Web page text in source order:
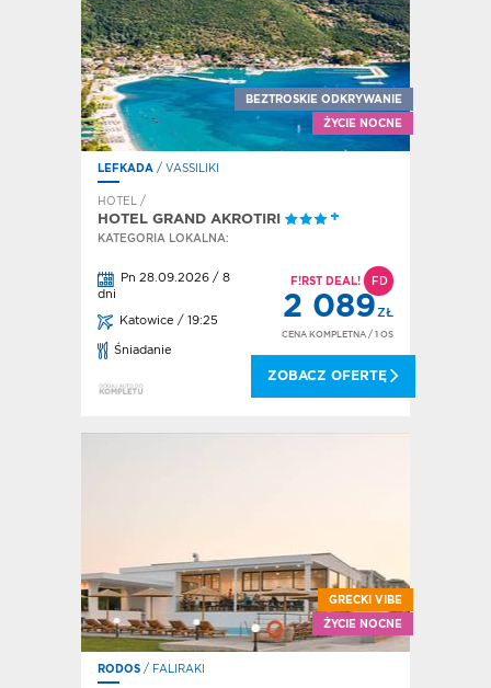
BEZTROSKIE ODKRYWANIE
ŻYCIE NOCNE
LEFKADA / VASSILIKI
HOTEL /
HOTEL GRAND AKROTIRI
KATEGORIA LOKALNA:
Pn 28.09.2026 / 8
dni
Katowice / 19:25
Śniadanie
F!RST DEAL! FD
2 089ZŁ
CENA KOMPLETNA / 1 OS
ZOBACZ OFERTĘ
GRECKI VIBE
ŻYCIE NOCNE
RODOS / FALIRAKI